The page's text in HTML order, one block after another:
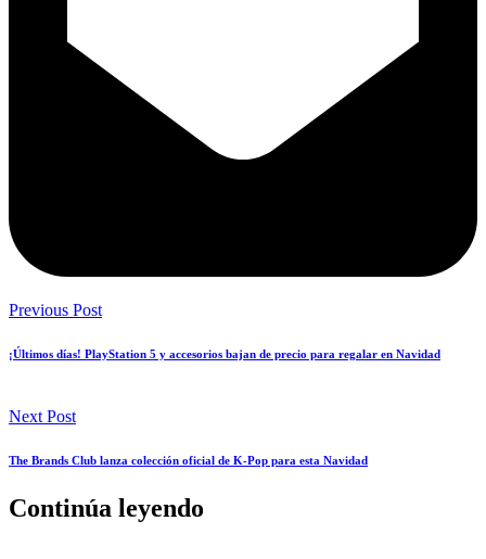
Previous Post
¡Últimos días! PlayStation 5 y accesorios bajan de precio para regalar en Navidad
Next Post
The Brands Club lanza colección oficial de K-Pop para esta Navidad
Continúa leyendo